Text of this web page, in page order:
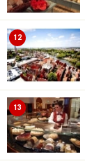
12
13